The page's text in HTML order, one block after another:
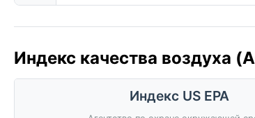
Индекс качества воздуха
Индекс US EPA